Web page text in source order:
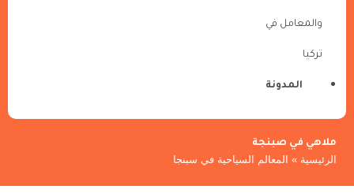
والمعامل في
تركيا
المدونة
ملاهي في صبنجة
الرئيسية» المعالم السياحية في سبنجا